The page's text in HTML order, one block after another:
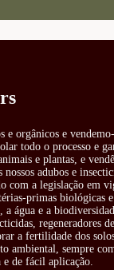
e orgânicos e
todo o processo e
e plantas, e
adubos e
com a legislação em
primas biológicas e
a água e a
regeneradores
a fertilidade dos
ambiental, sempre
de fácil aplicação.